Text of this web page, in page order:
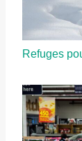
Refuges